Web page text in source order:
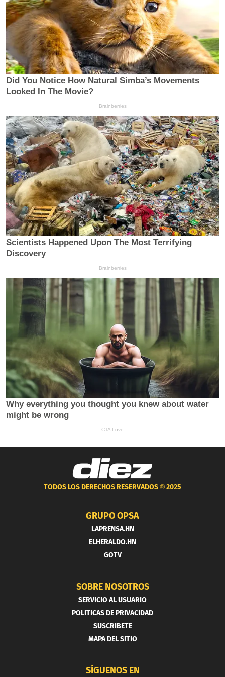
TODOS LOS DERECHOS RESERVADOS ®2025
GRUPO OPSA
LAPRENSA.HN
ELHERALDO.HN
GOTV
SOBRE NOSOTROS
SERVICIO AL USUARIO
POLITICAS DE PRIVACIDAD
SUSCRIBETE
MAPA DEL SITIO
SÍGUENOS EN